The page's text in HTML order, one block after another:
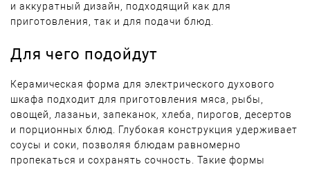
и аккуратный дизайн, подходящий как для
приготовления, так и для подачи блюд.
Для чего подойдут
Керамическая форма для электрического духового
шкафа подходит для приготовления мяса, рыбы,
овощей, лазаньи, запеканок, хлеба, пирогов, десертов
и порционных блюд. Глубокая конструкция удерживает
соусы и соки, позволяя блюдам равномерно
пропекаться и сохранять сочность. Такие формы